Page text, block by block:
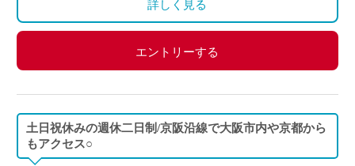
◇賞与：有
◇保険：私学共済、雇用保険、労災保険
詳しく見る
エントリーする
土日祝休みの週休二日制/京阪沿線で大阪市内や京都から
もアクセス○